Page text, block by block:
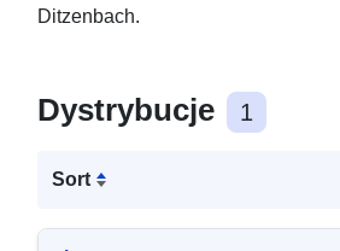
Ditzenbach.
Dystrybucje 1
Sort